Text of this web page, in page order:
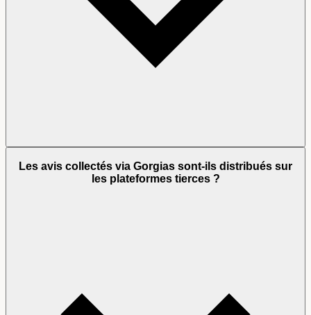
Les avis collectés via Gorgias sont-ils distribués sur
les plateformes tierces ?